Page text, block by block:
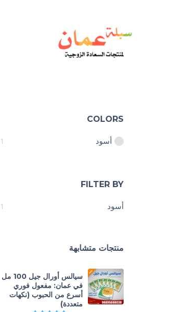
COLORS
أسود 1
FILTER BY
أسود 1
منتجات متشابهة
سيالس أورال جيل 100 مل
في عمان: مفعول فوري
أسرع من الحبوب (نكهات
متعددة)